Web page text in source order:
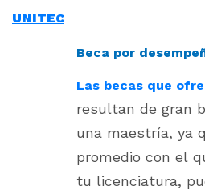
UNITEC
Beca por
Las becas que
resultan de gran
una maestría, ya
promedio con el
tu licenciatura,